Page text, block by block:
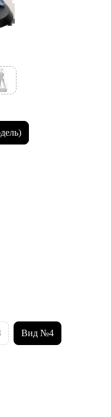
Вид №4